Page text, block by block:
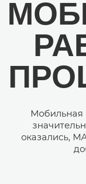
Мобильная
оказались,